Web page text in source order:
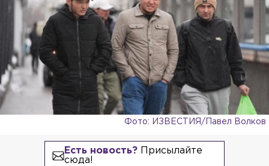
Фото: ИЗВЕСТИЯ/Павел Волков
Есть новость?Присылайте
сюда!